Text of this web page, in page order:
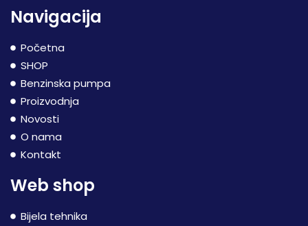
Navigacija
Početna
SHOP
Benzinska pumpa
Proizvodnja
Novosti
O nama
Kontakt
Web shop
Bijela tehnika